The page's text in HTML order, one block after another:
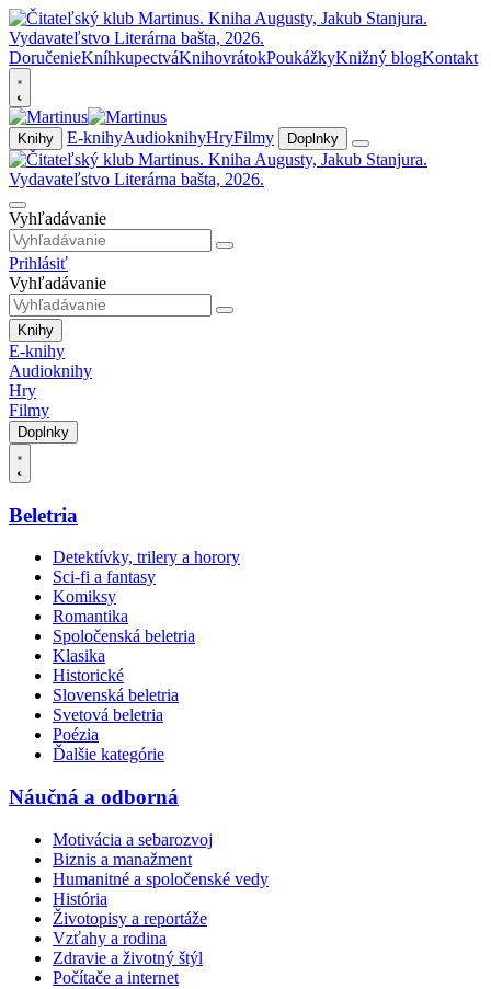
DoručenieKníhkupectváKnihovrátokPoukážkyKnižný blogKontakt
Knihy E-knihyAudioknihyHryFilmy Doplnky
Vyhľadávanie
Prihlásiť
Vyhľadávanie
Knihy
E-knihy
Audioknihy
Hry
Filmy
Doplnky
Beletria
Detektívky, trilery a horory
Sci-fi a fantasy
Komiksy
Romantika
Spoločenská beletria
Klasika
Historické
Slovenská beletria
Svetová beletria
Poézia
Ďalšie kategórie
Náučná a odborná
Motivácia a sebarozvoj
Biznis a manažment
Humanitné a spoločenské vedy
História
Životopisy a reportáže
Vzťahy a rodina
Zdravie a životný štýl
Počítače a internet